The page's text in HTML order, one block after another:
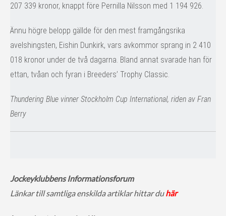
207 339 kronor, knappt före Pernilla Nilsson med 1 194 926.
Ännu högre belopp gällde för den mest framgångsrika
avelshingsten, Eishin Dunkirk, vars avkommor sprang in 2 410
018 kronor under de två dagarna. Bland annat svarade han för
ettan, tvåan och fyran i Breeders’ Trophy Classic.
Thundering Blue vinner Stockholm Cup International, riden av Fran
Berry
Jockeyklubbens Informationsforum
Länkar till samtliga enskilda artiklar hittar du här